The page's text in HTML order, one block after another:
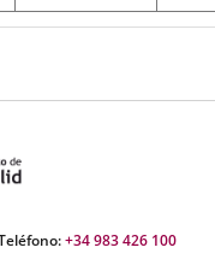
+34 983 426 100